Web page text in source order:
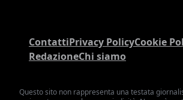
ContattiPrivacy PolicyCookie
RedazioneChi siamo
Questo sito non rappresenta una testata